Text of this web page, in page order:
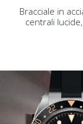
Bracciale in
centrali